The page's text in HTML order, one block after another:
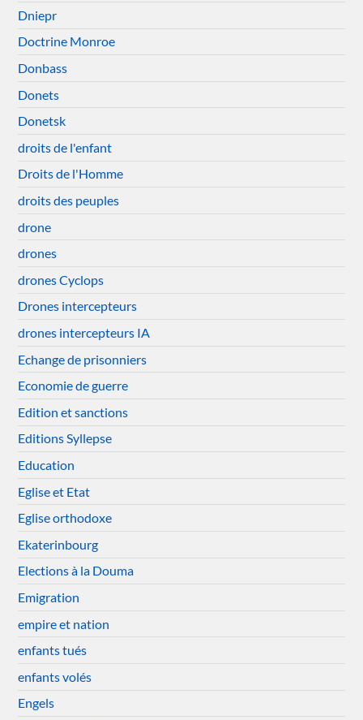
Dniepr
Doctrine Monroe
Donbass
Donets
Donetsk
droits de l'enfant
Droits de l'Homme
droits des peuples
drone
drones
drones Cyclops
Drones intercepteurs
drones intercepteurs IA
Echange de prisonniers
Economie de guerre
Edition et sanctions
Editions Syllepse
Education
Eglise et Etat
Eglise orthodoxe
Ekaterinbourg
Elections à la Douma
Emigration
empire et nation
enfants tués
enfants volés
Engels